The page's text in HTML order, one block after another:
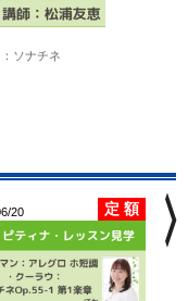
ソナチネ
20 定 額 chevron_right